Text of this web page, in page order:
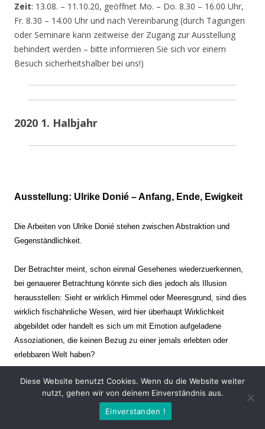
Zeit: 13.08. – 11.10.20, geöffnet Mo. – Do. 8.30 – 16.00 Uhr,
Fr. 8.30 – 14.00 Uhr und nach Vereinbarung (durch Tagungen
oder Seminare kann zeitweise der Zugang zur Ausstellung
behindert werden – bitte informieren Sie sich vor einem
Besuch sicherheitshalber bei uns!)
2020 1. Halbjahr
Ausstellung: Ulrike Donié – Anfang, Ende, Ewigkeit
Die Arbeiten von Ulrike Donié stehen zwischen Abstraktion und
Gegenständlichkeit.
Der Betrachter meint, schon einmal Gesehenes wiederzuerkennen,
bei genauerer Betrachtung könnte sich dies jedoch als Illusion
herausstellen: Sieht er wirklich Himmel oder Meeresgrund, sind dies
wirklich fischähnliche Wesen, wird hier überhaupt Wirklichkeit
abgebildet oder handelt es sich um mit Emotion aufgeladene
Assoziationen, die keinen Bezug zu einer jemals erlebten oder
erlebbaren Welt haben?
Verharren und Dynamik stehen sich dabei gegenüber. Zeit steht still
oder verrinnt im Nu. Es soll dabei eine Spannung, auch farblich, bis
zur Schmerzgrenze erzeugt werden. Die Arbeiten stellen ambivalente
Diese Website benutzt Cookies. Wenn du die Website weiter
nutzt, gehen wir von deinem Einverständnis aus.
Einverstanden !